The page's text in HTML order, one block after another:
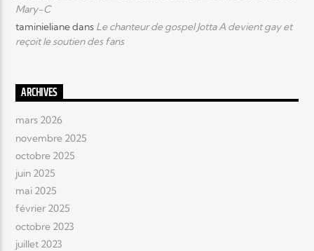
Mary-C
taminielianedans Le chanteur de gospel Jotta A devient gay et
reçoit le soutien des fans
ARCHIVES
mars 2026
novembre 2025
octobre 2025
juin 2025
mai 2025
février 2025
octobre 2023
juillet 2023